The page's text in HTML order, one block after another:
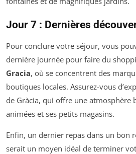
Jour 7 : Dernières
Pour conclure votre séjour, vous
dernière journée pour faire du
Gracia, où se concentrent des
boutiques locales. Assurez-vous
de Gràcia, qui offre une atmosphère
animées et ses petits magasins.
Enfin, un dernier repas dans un bon
serait un moyen idéal de terminer